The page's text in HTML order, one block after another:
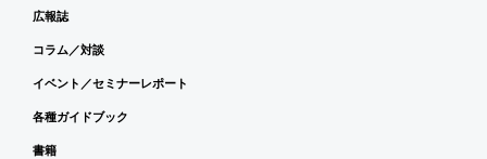
広報誌
コラム／対談
イベント／セミナーレポート
各種ガイドブック
書籍